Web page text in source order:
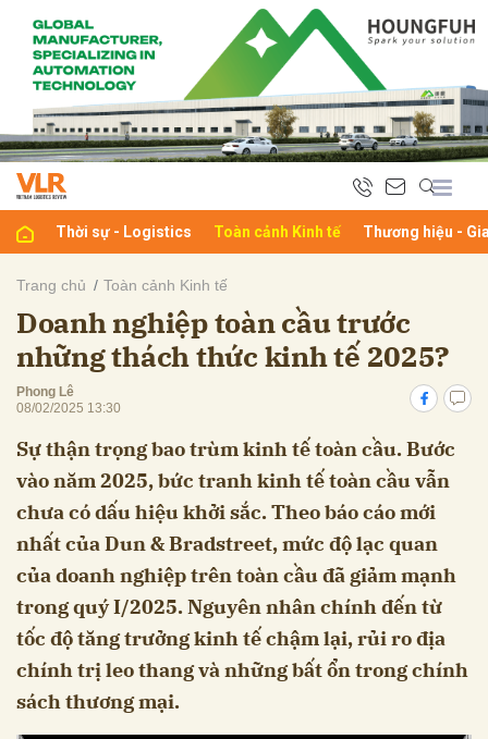
Thời sự - Logistics Toàn cảnh Kinh tế Thương hiệu -
Trang chủ Toàn cảnh Kinh tế
Doanh nghiệp toàn cầu trước
những thách thức kinh tế 2025?
Phong Lê
08/02/2025 13:30
Sự thận trọng bao trùm kinh tế toàn cầu. Bước
vào năm 2025, bức tranh kinh tế toàn cầu vẫn
chưa có dấu hiệu khởi sắc. Theo báo cáo mới
nhất của Dun & Bradstreet, mức độ lạc quan
của doanh nghiệp trên toàn cầu đã giảm mạnh
trong quý I/2025. Nguyên nhân chính đến từ
tốc độ tăng trưởng kinh tế chậm lại, rủi ro địa
chính trị leo thang và những bất ổn trong chính
sách thương mại.
luận
Hủy